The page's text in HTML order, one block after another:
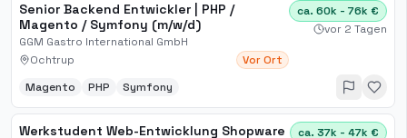
Senior Backend Entwickler | PHP /
Magento / Symfony (m/w/d)
GGM Gastro International GmbH
Ochtrup
Vor Ort
ca. 60k - 76k €
vor 2 Tagen
Magento PHP Symfony
Werkstudent Web-Entwicklung Shopware
ca. 37k - 47k €